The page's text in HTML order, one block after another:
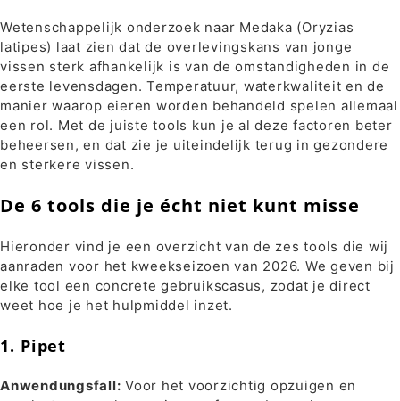
Wetenschappelijk onderzoek naar Medaka (Oryzias
latipes) laat zien dat de overlevingskans van jonge
vissen sterk afhankelijk is van de omstandigheden in de
eerste levensdagen. Temperatuur, waterkwaliteit en de
manier waarop eieren worden behandeld spelen allemaal
een rol. Met de juiste tools kun je al deze factoren beter
beheersen, en dat zie je uiteindelijk terug in gezondere
en sterkere vissen.
De 6 tools die je écht niet kunt misse
Hieronder vind je een overzicht van de zes tools die wij
aanraden voor het kweekseizoen van 2026. We geven bij
elke tool een concrete gebruikscasus, zodat je direct
weet hoe je het hulpmiddel inzet.
1. Pipet
Anwendungsfall: Voor het voorzichtig opzuigen en